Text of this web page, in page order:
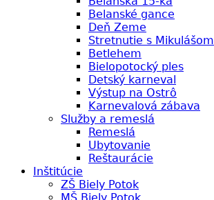
Belanské gance
Deň Zeme
Stretnutie s Mikulášom
Betlehem
Bielopotocký ples
Detský karneval
Výstup na Ostrô
Karnevalová zábava
Služby a remeslá
Remeslá
Ubytovanie
Reštaurácie
Inštitúcie
ZŠ Biely Potok